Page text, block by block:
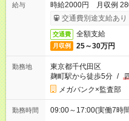
給与
時給2000円 月収例
交通費別途支給あり
交通費 全額支給
月収例 25～30万円
勤務地
東京都千代田区
麹町駅から徒歩5分 /
メガバンク×監査部
勤務時間 09:00～17:00(実働7時